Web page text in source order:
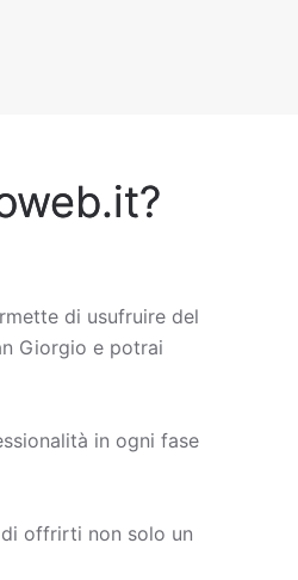
di usufruire del
Giorgio e potrai
in ogni fase
offrirti non solo un